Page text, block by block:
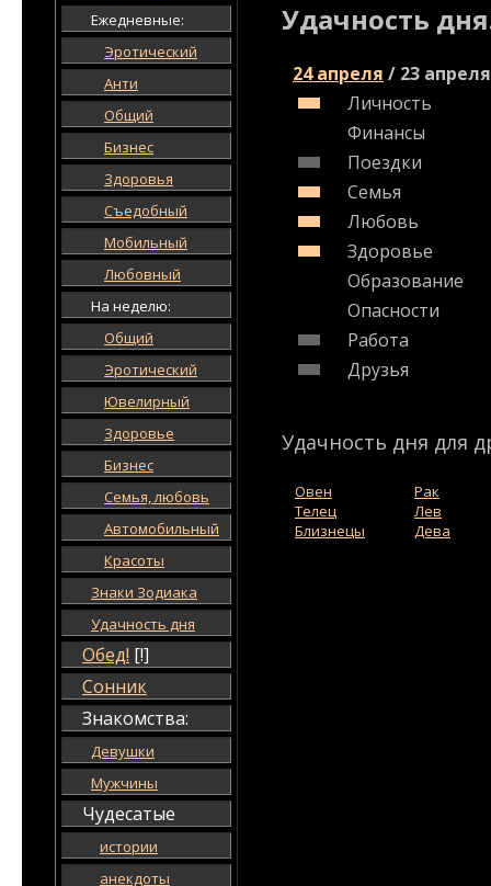
Ежедневные:
Эротический
Анти
Общий
Бизнес
Здоровья
Съедобный
Мобильный
Любовный
На неделю:
Общий
Эротический
Ювелирный
Здоровье
Бизнес
Семья, любовь
Автомобильный
Красоты
Знаки Зодиака
Удачность дня
Обед! [!]
Сонник
Знакомства:
Девушки
Мужчины
Чудесатые
истории
анекдоты
Удачность
24 апреля / 23 апреля
Личность
Финансы
Поездки
Семья
Любовь
Здоровье
Образование
Опасности
Работа
Друзья
Удачность дня для
Овен
Телец
Близнецы
Рак
Лев
Дева